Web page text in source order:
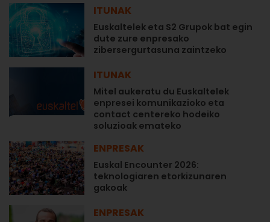
ITUNAK
Euskaltelek eta S2 Grupok bat egin
dute zure enpresako
zibersergurtasuna zaintzeko
ITUNAK
Mitel aukeratu du Euskaltelek
enpresei komunikazioko eta
contact centereko hodeiko
soluzioak emateko
ENPRESAK
Euskal Encounter 2026:
teknologiaren etorkizunaren
gakoak
ENPRESAK